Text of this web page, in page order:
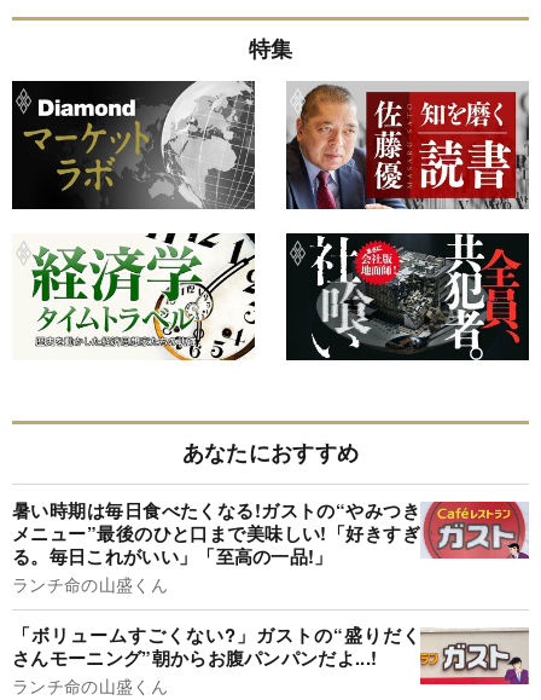
特集
あなたにおすすめ
暑い時期は毎日食べたくなる!ガストの“やみつき
メニュー”最後のひと口まで美味しい!「好きすぎ
る。毎日これがいい」「至高の一品!」
ランチ命の山盛くん
「ボリュームすごくない?」ガストの“盛りだく
さんモーニング”朝からお腹パンパンだよ...!
ランチ命の山盛くん